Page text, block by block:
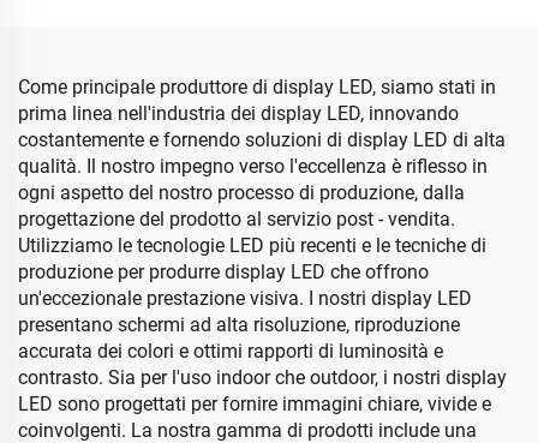
Come principale produttore di display LED, siamo stati in
prima linea nell'industria dei display LED, innovando
costantemente e fornendo soluzioni di display LED di alta
qualità. Il nostro impegno verso l'eccellenza è riflesso in
ogni aspetto del nostro processo di produzione, dalla
progettazione del prodotto al servizio post - vendita.
Utilizziamo le tecnologie LED più recenti e le tecniche di
produzione per produrre display LED che offrono
un'eccezionale prestazione visiva. I nostri display LED
presentano schermi ad alta risoluzione, riproduzione
accurata dei colori e ottimi rapporti di luminosità e
contrasto. Sia per l'uso indoor che outdoor, i nostri display
LED sono progettati per fornire immagini chiare, vivide e
coinvolgenti. La nostra gamma di prodotti include una